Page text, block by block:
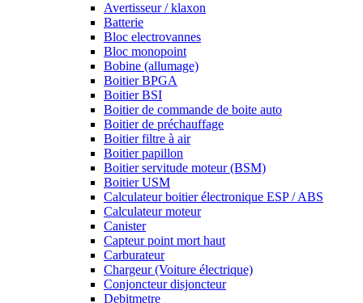
Avertisseur / klaxon
Batterie
Bloc electrovannes
Bloc monopoint
Bobine (allumage)
Boitier BPGA
Boitier BSI
Boitier de commande de boite auto
Boitier de préchauffage
Boitier filtre à air
Boitier papillon
Boitier servitude moteur (BSM)
Boitier USM
Calculateur boitier électronique ESP / ABS
Calculateur moteur
Canister
Capteur point mort haut
Carburateur
Chargeur (Voiture électrique)
Conjoncteur disjoncteur
Debitmetre